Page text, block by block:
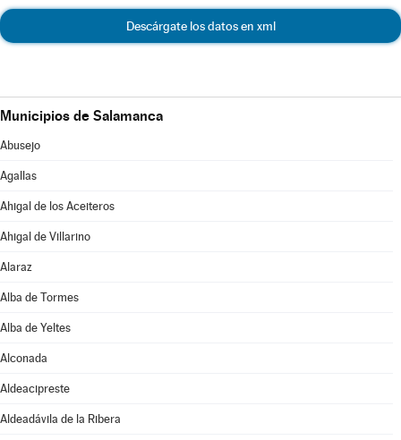
Descárgate los datos en xml
Municipios de Salamanca
Abusejo
Agallas
Ahigal de los Aceiteros
Ahigal de Villarino
Alaraz
Alba de Tormes
Alba de Yeltes
Alconada
Aldeacipreste
Aldeadávila de la Ribera